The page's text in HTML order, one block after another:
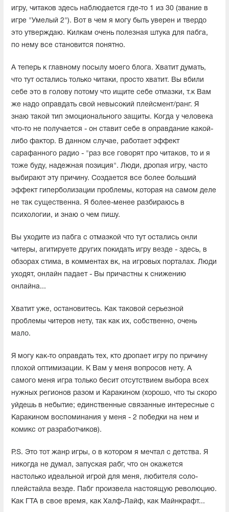
игру, читаков здесь наблюдается где-то 1 из 30 (звание в
игре "Умелый 2"). Вот в чем я могу быть уверен и твердо
это утверждаю. Килкам очень полезная штука для пабга,
по нему все становится понятно.
А теперь к главному посылу моего блога. Хватит думать,
что тут остались только читаки, просто хватит. Вы вбили
себе это в голову потому что ищите себе отмазки, т.к Вам
же надо оправдать свой невысокий плейсмент/ранг. Я
знаю такой тип эмоционального защиты. Когда у человека
что-то не получается - он ставит себе в оправдание какой-
либо фактор. В данном случае, работает эффект
сарафанного радио - "раз все говорят про читаков, то и я
тоже буду, надежная позиция". Люди, дропая игру, часто
выбирают эту причину. Создается все более больший
эффект гиперболизации проблемы, которая на самом деле
не так существенна. Я более-менее разбираюсь в
психологии, и знаю о чем пишу.
Вы уходите из пабга с отмазкой что тут остались онли
читеры, агитируете других покидать игру везде - здесь, в
обзорах стима, в комментах вк, на игровых порталах. Люди
уходят, онлайн падает - Вы причастны к снижению
онлайна...
Хватит уже, остановитесь. Как таковой серьезной
проблемы читеров нету, так как их, собственно, очень
мало.
Я могу как-то оправдать тех, кто дропает игру по причину
плохой оптимизации. К Вам у меня вопросов нету. А
самого меня игра только бесит отсутствием выбора всех
нужных регионов разом и Каракином (хорошо, что ты скоро
уйдешь в небытие; единственные связанные интересные с
Каракином воспоминания у меня - 2 победки на нем и
комикс от разработчиков).
P.S. Это тот жанр игры, о в котором я мечтал с детства. Я
никогда не думал, запуская рабг, что он окажется
настолько идеальной игрой для меня, любителя соло-
плейстайла везде. Пабг произвела настоящую революцию.
Как ГТА в свое время, как Халф-Лайф, как Майнкрафт...